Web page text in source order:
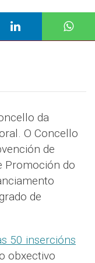
da
O Concello
de
Promoción do
de
50 insercións
obxectivo